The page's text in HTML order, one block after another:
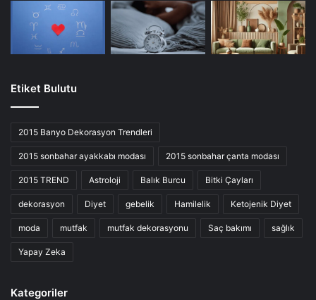
Etiket Bulutu
2015 Banyo Dekorasyon Trendleri
2015 sonbahar ayakkabı modası 2015 sonbahar çanta modası
2015 TREND Astroloji Balık Burcu Bitki Çayları
dekorasyon Diyet gebelik Hamilelik Ketojenik Diyet
moda mutfak mutfak dekorasyonu Saç bakımı sağlık
Yapay Zeka
Kategoriler